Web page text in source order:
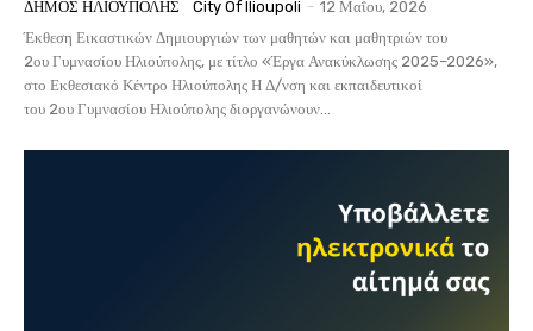
ΔΉΜΟΣ ΗΛΙΟΎΠΟΛΗΣ City Of Ilioupoli - 12 Μαΐου, 2026
Έκθεση Εικαστικών Δημιουργιών των μαθητών και μαθητριών του
2ου Γυμνασίου Ηλιούπολης, με τίτλο «Έργα Ανακύκλωσης 2025–2026»,
στο Εκθεσιακό Κέντρο Ηλιούπολης Η Δ/νση και εκπαιδευτικοί
του 2ου Γυμνασίου Ηλιούπολης διοργανώνουν...